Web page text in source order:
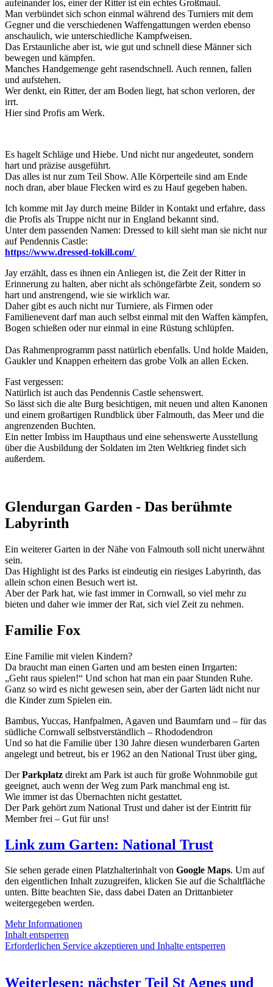
aufeinander los, einer der Ritter ist ein echtes Großmaul.
Man verbündet sich schon einmal während des Turniers mit dem
Gegner und die verschiedenen Waffengattungen werden ebenso
anschaulich, wie unterschiedliche Kampfweisen.
Das Erstaunliche aber ist, wie gut und schnell diese Männer sich
bewegen und kämpfen.
Manches Handgemenge geht rasendschnell. Auch rennen, fallen
und aufstehen.
Wer denkt, ein Ritter, der am Boden liegt, hat schon verloren, der
irrt.
Hier sind Profis am Werk.
Es hagelt Schläge und Hiebe. Und nicht nur angedeutet, sondern
hart und präzise ausgeführt.
Das alles ist nur zum Teil Show. Alle Körperteile sind am Ende
noch dran, aber blaue Flecken wird es zu Hauf gegeben haben.
Ich komme mit Jay durch meine Bilder in Kontakt und erfahre, dass
die Profis als Truppe nicht nur in England bekannt sind.
Unter dem passenden Namen: Dressed to kill sieht man sie nicht nur
auf Pendennis Castle:
https://www.dressed-tokill.com/
Jay erzählt, dass es ihnen ein Anliegen ist, die Zeit der Ritter in
Erinnerung zu halten, aber nicht als schöngefärbte Zeit, sondern so
hart und anstrengend, wie sie wirklich war.
Daher gibt es auch nicht nur Turniere, als Firmen oder
Familienevent darf man auch selbst einmal mit den Waffen kämpfen,
Bogen schießen oder nur einmal in eine Rüstung schlüpfen.
Das Rahmenprogramm passt natürlich ebenfalls. Und holde Maiden,
Gaukler und Knappen erheitern das grobe Volk an allen Ecken.
Fast vergessen:
Natürlich ist auch das Pendennis Castle sehenswert.
So lässt sich die alte Burg besichtigen, mit neuen und alten Kanonen
und einem großartigen Rundblick über Falmouth, das Meer und die
angrenzenden Buchten.
Ein netter Imbiss im Haupthaus und eine sehenswerte Ausstellung
über die Ausbildung der Soldaten im 2ten Weltkrieg findet sich
außerdem.
Glendurgan Garden - Das berühmte
Labyrinth
Ein weiterer Garten in der Nähe von Falmouth soll nicht unerwähnt
sein.
Das Highlight ist des Parks ist eindeutig ein riesiges Labyrinth, das
allein schon einen Besuch wert ist.
Aber der Park hat, wie fast immer in Cornwall, so viel mehr zu
bieten und daher wie immer der Rat, sich viel Zeit zu nehmen.
Familie Fox
Eine Familie mit vielen Kindern?
Da braucht man einen Garten und am besten einen Irrgarten:
„Geht raus spielen!“ Und schon hat man ein paar Stunden Ruhe.
Ganz so wird es nicht gewesen sein, aber der Garten lädt nicht nur
die Kinder zum Spielen ein.
Bambus, Yuccas, Hanfpalmen, Agaven und Baumfarn und – für das
südliche Cornwall selbstverständlich – Rhododendron
Und so hat die Familie über 130 Jahre diesen wunderbaren Garten
angelegt und betreut, bis er 1962 an den National Trust über ging,
DerParkplatz direkt am Park ist auch für große Wohnmobile gut
geeignet, auch wenn der Weg zum Park manchmal eng ist.
Wie immer ist das Übernachten nicht gestattet.
Der Park gehört zum National Trust und daher ist der Eintritt für
Member frei – Gut für uns!
Link zum Garten: National Trust
Sie sehen gerade einen Platzhalterinhalt von Google Maps. Um auf
den eigentlichen Inhalt zuzugreifen, klicken Sie auf die Schaltfläche
unten. Bitte beachten Sie, dass dabei Daten an Drittanbieter
weitergegeben werden.
Mehr Informationen
Inhalt entsperren
Erforderlichen Service akzeptieren und Inhalte entsperren
Weiterlesen: nächster Teil St Agnes und